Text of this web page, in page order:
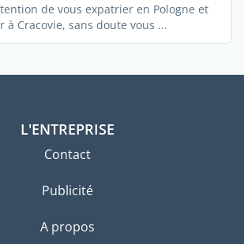
de vous expatrier en Pologne et
à Cracovie, sans doute vous ...
L'ENTREPRISE
Contact
Publicité
A propos